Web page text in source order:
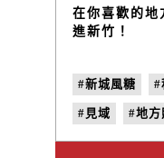
在你喜歡的地
進新竹！
#新城風糖 #
#見域 #地方
#新北棲x生活